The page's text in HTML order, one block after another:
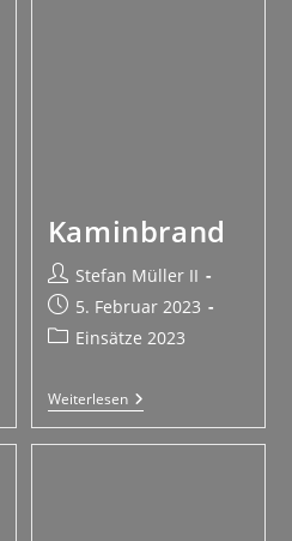
Kaminbrand
Stefan Müller II
5. Februar 2023
Einsätze 2023
Weiterlesen